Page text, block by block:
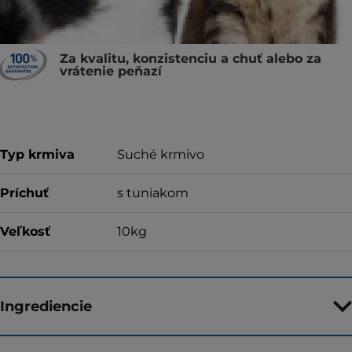
Za kvalitu, konzistenciu a chuť alebo za
vrátenie peňazí
Typ krmiva Suché krmivo
Príchuť s tuniakom
Veľkosť 10kg
Ingrediencie